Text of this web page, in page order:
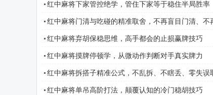
红中麻将下家管控绝学，管住下家等于稳住半局胜率
红中麻将门清与吃碰的精准取舍，不再盲目门清、不
红中麻将弃胡保稳思维，高手都会的止损赢牌技巧
红中麻将摸牌停顿学，从微动作判断对手真实牌力
红中麻将拆搭子精准公式，不乱拆、不瞎丢、零失误
红中麻将单吊高阶打法，颠覆认知的冷门稳胡技巧